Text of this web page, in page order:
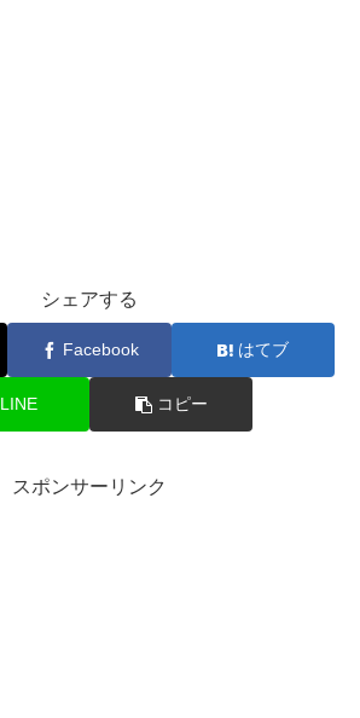
シェアする
Facebook はてブ
LINE コピー
スポンサーリンク